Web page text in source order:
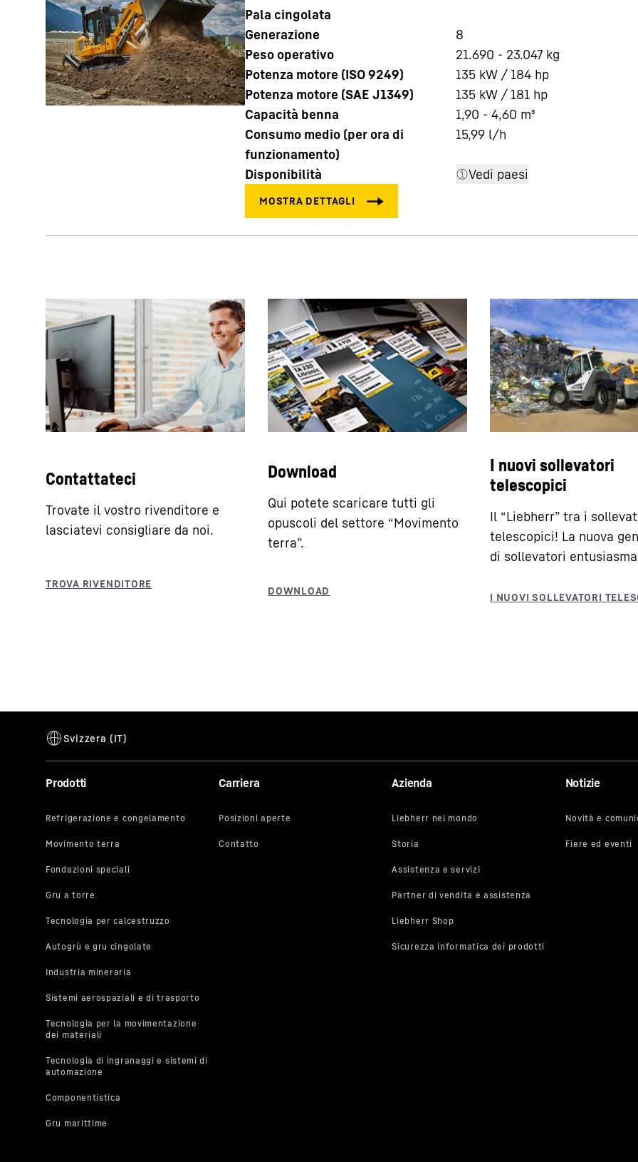
Pala cingolata
Generazione
8
Peso operativo
21.690 - 23.047 kg
Potenza motore (ISO 9249)
135 kW / 184 hp
Potenza motore (SAE J1349)
135 kW / 181 hp
Capacità benna
1,90 - 4,60 m³
Consumo medio (per ora di
funzionamento)
15,99 l/h
Disponibilità Vedi paesi
Contattateci
Trovate il vostro rivenditore e
lasciatevi consigliare da noi.
Download
Qui potete scaricare tutti gli
opuscoli del settore “Movimento
terra”.
I nuovi sollevatori
telescopici
Il “Liebherr” tra i
telescopici! La nuova
di sollevatori entusiasma
Prodotti Carriera Azienda Notizie